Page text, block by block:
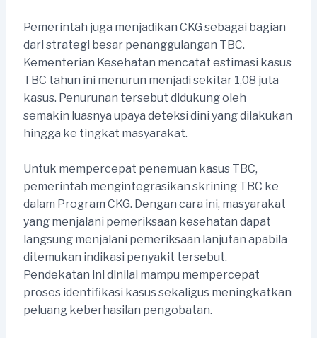
Pemerintah juga menjadikan CKG sebagai bagian
dari strategi besar penanggulangan TBC.
Kementerian Kesehatan mencatat estimasi kasus
TBC tahun ini menurun menjadi sekitar 1,08 juta
kasus. Penurunan tersebut didukung oleh
semakin luasnya upaya deteksi dini yang dilakukan
hingga ke tingkat masyarakat.
Untuk mempercepat penemuan kasus TBC,
pemerintah mengintegrasikan skrining TBC ke
dalam Program CKG. Dengan cara ini, masyarakat
yang menjalani pemeriksaan kesehatan dapat
langsung menjalani pemeriksaan lanjutan apabila
ditemukan indikasi penyakit tersebut.
Pendekatan ini dinilai mampu mempercepat
proses identifikasi kasus sekaligus meningkatkan
peluang keberhasilan pengobatan.